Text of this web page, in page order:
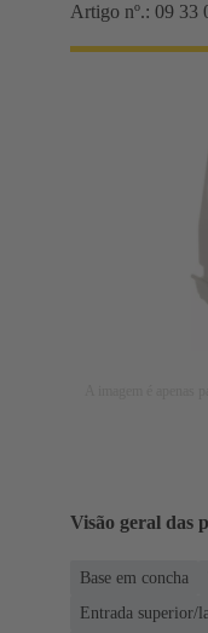
Artigo nº.: 09 33
Visão geral das
Base em concha
Entrada superior/